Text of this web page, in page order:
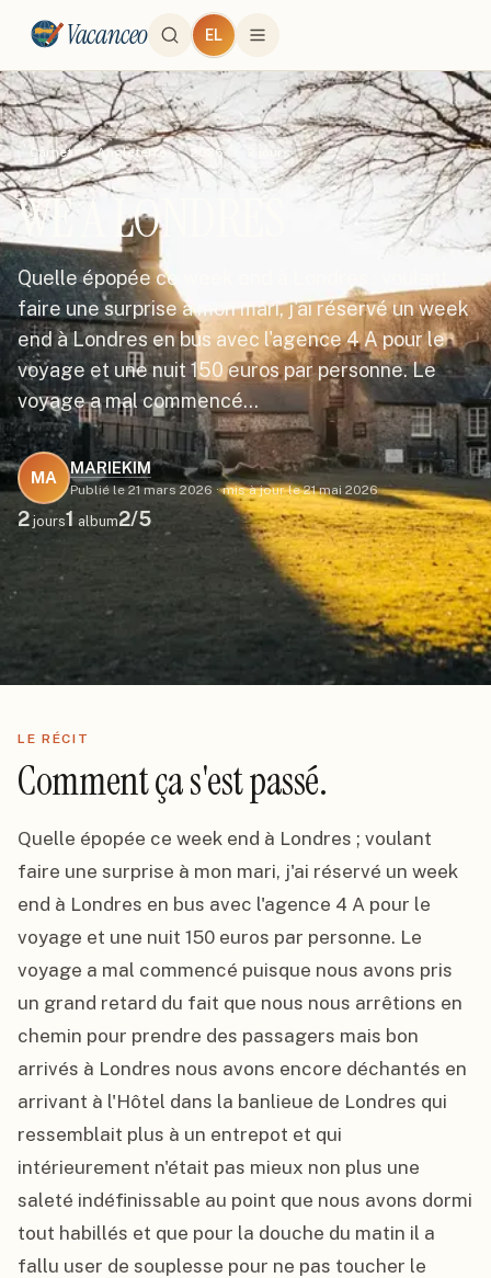
Vacanceo EL
Carnet Angleterre 2026 jours
WE A LONDRES
Quelle épopée ce week end à Londres ; voulant
faire une surprise à mon mari, j'ai réservé un week
end à Londres en bus avec l'agence 4 A pour le
voyage et une nuit 150 euros par personne. Le
voyage a mal commencé…
MA
MARIEKIM
Publié le 21 mars 2026 ·mis à jour le 21 mai 2026
2 jours1 album2/5
LE RÉCIT
Comment ça s'est passé.
Quelle épopée ce week end à Londres ; voulant
faire une surprise à mon mari, j'ai réservé un week
end à Londres en bus avec l'agence 4 A pour le
voyage et une nuit 150 euros par personne. Le
voyage a mal commencé puisque nous avons pris
un grand retard du fait que nous nous arrêtions en
chemin pour prendre des passagers mais bon
arrivés à Londres nous avons encore déchantés en
arrivant à l'Hôtel dans la banlieue de Londres qui
ressemblait plus à un entrepot et qui
intérieurement n'était pas mieux non plus une
saleté indéfinissable au point que nous avons dormi
tout habillés et que pour la douche du matin il a
fallu user de souplesse pour ne pas toucher le